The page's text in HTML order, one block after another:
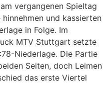
vergangenen Spieltag
und kassierten
in Folge. Im
MTV Stuttgart setzte
Niederlage. Die Partie
Seiten, doch Leimen
das erste Viertel